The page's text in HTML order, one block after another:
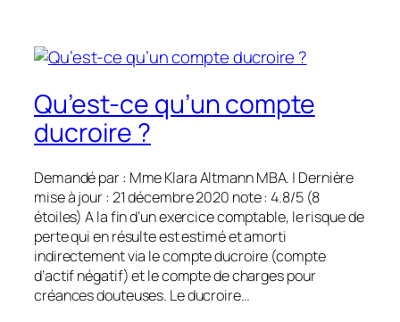
Qu’est-ce qu’un compte
ducroire ?
Demandé par : Mme Klara Altmann MBA. | Dernière
mise à jour : 21 décembre 2020 note : 4.8/5 (8
étoiles) A la fin d’un exercice comptable, le risque de
perte qui en résulte est estimé et amorti
indirectement via le compte ducroire (compte
d’actif négatif) et le compte de charges pour
créances douteuses. Le ducroire…